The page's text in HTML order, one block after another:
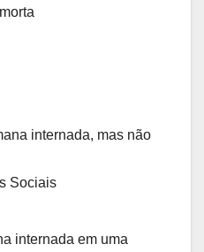
internada, mas não
Sociais
internada em uma